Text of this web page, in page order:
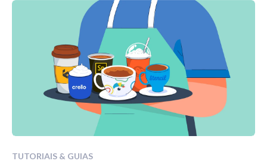
TUTORIAIS & GUIAS